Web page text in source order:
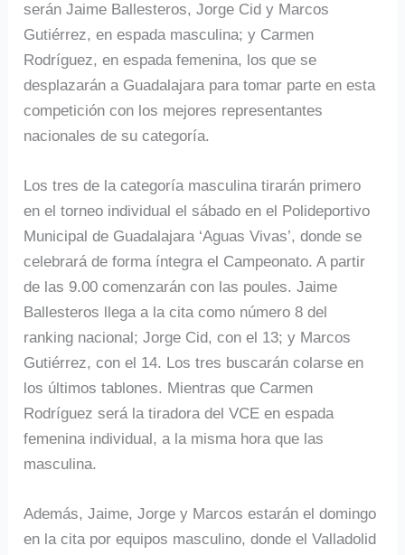
serán Jaime Ballesteros, Jorge Cid y Marcos
Gutiérrez, en espada masculina; y Carmen
Rodríguez, en espada femenina, los que se
desplazarán a Guadalajara para tomar parte en esta
competición con los mejores representantes
nacionales de su categoría.
Los tres de la categoría masculina tirarán primero
en el torneo individual el sábado en el Polideportivo
Municipal de Guadalajara ‘Aguas Vivas’, donde se
celebrará de forma íntegra el Campeonato. A partir
de las 9.00 comenzarán con las poules. Jaime
Ballesteros llega a la cita como número 8 del
ranking nacional; Jorge Cid, con el 13; y Marcos
Gutiérrez, con el 14. Los tres buscarán colarse en
los últimos tablones. Mientras que Carmen
Rodríguez será la tiradora del VCE en espada
femenina individual, a la misma hora que las
masculina.
Además, Jaime, Jorge y Marcos estarán el domingo
en la cita por equipos masculino, donde el Valladolid